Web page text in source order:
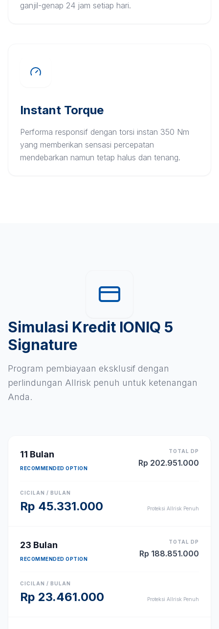
ganjil-genap 24 jam setiap hari.
Instant Torque
Performa responsif dengan torsi instan 350 Nm
yang memberikan sensasi percepatan
mendebarkan namun tetap halus dan tenang.
Simulasi Kredit IONIQ 5
Signature
Program pembiayaan eksklusif dengan
perlindungan Allrisk penuh untuk ketenangan
Anda.
11 Bulan
RECOMMENDED OPTION
TOTAL DP
Rp 202.951.000
CICILAN / BULAN
Rp 45.331.000 Proteksi Allrisk Penuh
23 Bulan
RECOMMENDED OPTION
TOTAL DP
Rp 188.851.000
CICILAN / BULAN
Rp 23.461.000 Proteksi Allrisk Penuh